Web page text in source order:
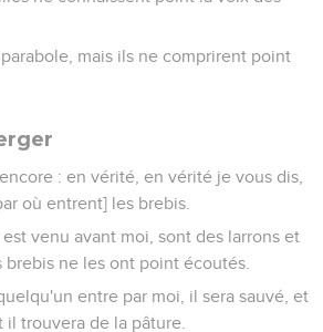
mais ils ne comprirent point
: en vérité, en vérité je vous dis,
où entrent] les brebis.
venu avant moi, sont des larrons et
brebis ne les ont point écoutés.
entre par moi, il sera sauvé, et
trouvera de la pâture.